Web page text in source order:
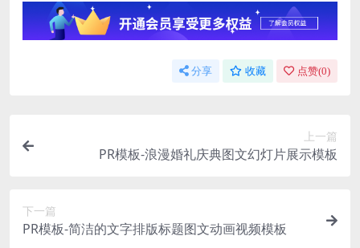
分享 收藏 点赞(0)
上一篇
PR模板-浪漫婚礼庆典图文幻灯片展示模板
下一篇
PR模板-简洁的文字排版标题图文动画视频模板